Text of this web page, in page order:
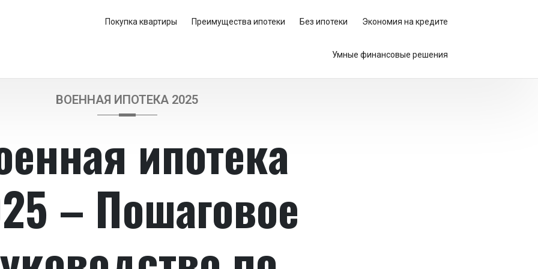
Покупка квартиры Преимущества ипотеки Без ипотеки Экономия на кредите
Умные финансовые решения
ВОЕННАЯ ИПОТЕКА 2025
ипотека
– Пошаговое